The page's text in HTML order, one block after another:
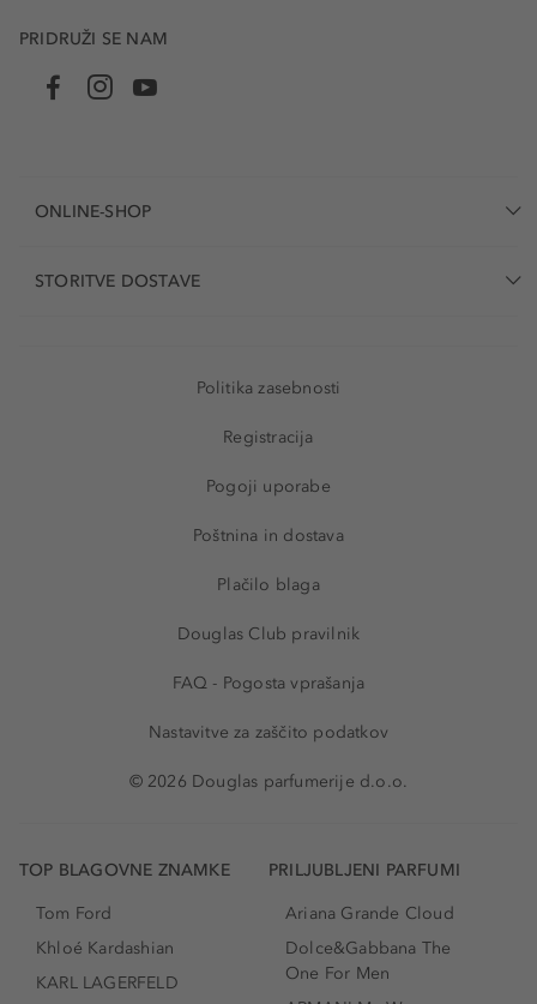
PRIDRUŽI SE NAM
ONLINE-SHOP
STORITVE DOSTAVE
Politika zasebnosti
Registracija
Pogoji uporabe
Poštnina in dostava
Plačilo blaga
Douglas Club pravilnik
FAQ - Pogosta vprašanja
Nastavitve za zaščito podatkov
© 2026 Douglas parfumerije d.o.o.
TOP BLAGOVNE ZNAMKE
Tom Ford
Khloé Kardashian
KARL LAGERFELD
PRILJUBLJENI PARFUMI
Ariana Grande Cloud
Dolce&Gabbana The
One For Men